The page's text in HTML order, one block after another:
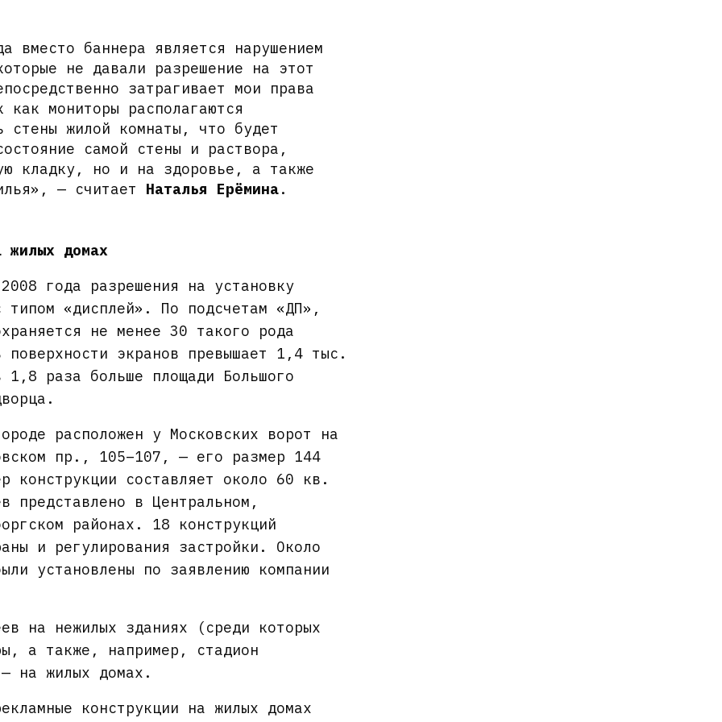
вместо баннера является нарушением
не давали разрешение на этот
затрагивает мои права
мониторы располагаются
стены жилой комнаты, что будет
самой стены и раствора,
кладку, но и на здоровье, а также
— считает Наталья Ерёмина.
жилых домах
года разрешения на установку
типом «дисплей». По подсчетам «ДП»,
не менее 30 такого рода
поверхности экранов превышает 1,4 тыс.
раза больше площади Большого
расположен у Московских ворот на
пр., 105–107, — его размер 144
конструкции составляет около 60 кв.
представлено в Центральном,
районах. 18 конструкций
и регулирования застройки. Около
установлены по заявлению компании
на нежилых зданиях (среди которых
а также, например, стадион
на жилых домах.
конструкции на жилых домах